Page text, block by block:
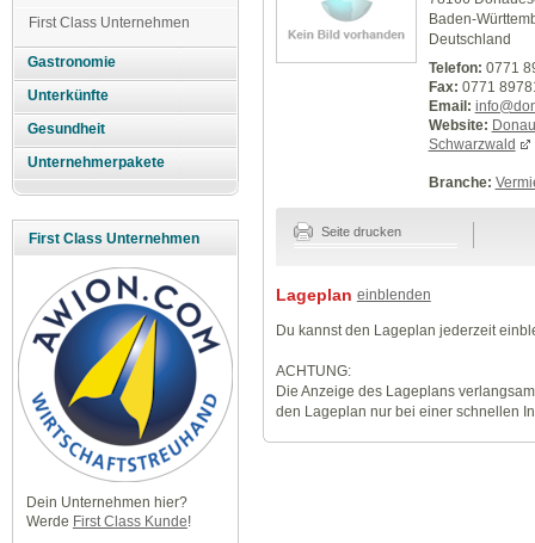
First Class Unternehmen
Gastronomie
Unterkünfte
Gesundheit
Unternehmerpakete
First Class Unternehmen
Dein Unternehmen hier?
Werde First Class Kunde!
Baden-
Deutschland
Telefon: 0771
Fax: 0771
Email:
Website:
Schwarzwald
Branche:
Seite drucken
Lageplan einblenden
Du kannst den Lageplan jederzeit
ACHTUNG:
Die Anzeige des Lageplans
den Lageplan nur bei einer schnellen